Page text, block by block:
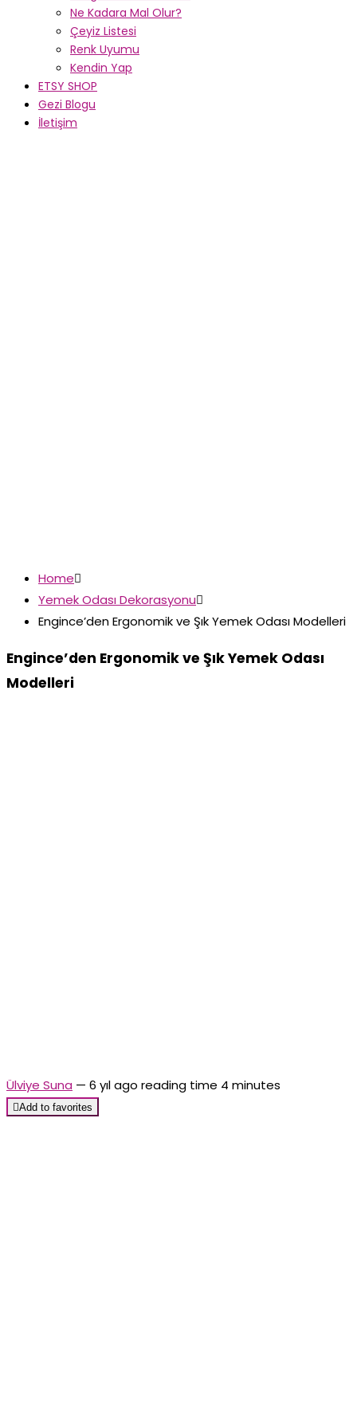
Ne Kadara Mal Olur?
Çeyiz Listesi
Renk Uyumu
Kendin Yap
ETSY SHOP
Gezi Blogu
İletişim
Home
Yemek Odası Dekorasyonu
Engince’den Ergonomik ve Şık Yemek Odası Modelleri
Engince’den Ergonomik ve Şık Yemek Odası
Modelleri
Ülviye Suna — 6 yıl ago reading time 4 minutes
Add to favorites